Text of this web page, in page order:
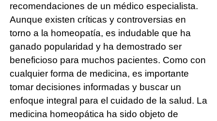
recomendaciones de un médico especialista.
Aunque existen críticas y controversias en
torno a la homeopatía, es indudable que ha
ganado popularidad y ha demostrado ser
beneficioso para muchos pacientes. Como con
cualquier forma de medicina, es importante
tomar decisiones informadas y buscar un
enfoque integral para el cuidado de la salud. La
medicina homeopática ha sido objeto de